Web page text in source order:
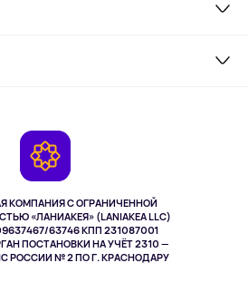
КОМПАНИЯ С ОГРАНИЧЕННОЙ
«ЛАНИАКЕЯ» (LANIAKEA LLC)
63746 КПП 231087001
ПОСТАНОВКИ НА УЧЁТ 2310 —
РОССИИ № 2 ПО Г. КРАСНОДАРУ